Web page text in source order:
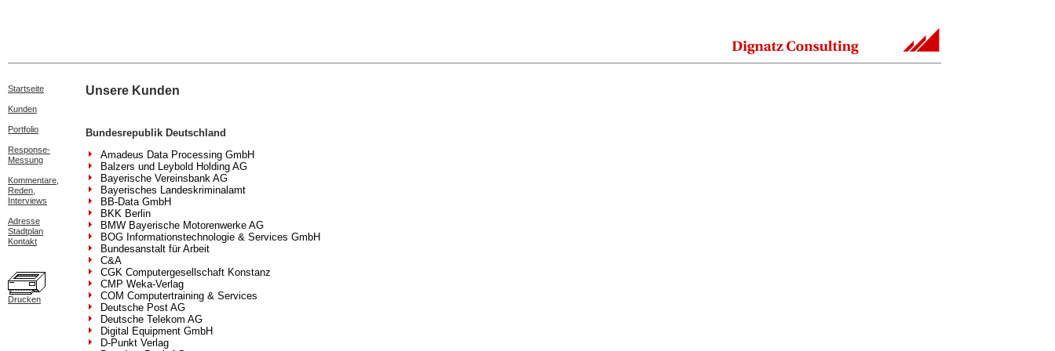
Startseite
Kunden
Portfolio
Response-
Messung
Kommentare,
Reden,
Interviews
Adresse
Stadtplan
Kontakt
Drucken
Unsere Kunden
Bundesrepublik Deutschland
Amadeus Data Processing GmbH
Balzers und Leybold Holding AG
Bayerische Vereinsbank AG
Bayerisches Landeskriminalamt
BB-Data GmbH
BKK Berlin
BMW Bayerische Motorenwerke AG
BOG Informationstechnologie & Services GmbH
Bundesanstalt für Arbeit
C&A
CGK Computergesellschaft Konstanz
CMP Weka-Verlag
COM Computertraining & Services
Deutsche Post AG
Deutsche Telekom AG
Digital Equipment GmbH
D-Punkt Verlag